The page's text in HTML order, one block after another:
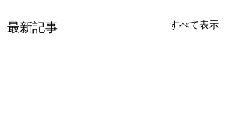
最新記事 すべて表示